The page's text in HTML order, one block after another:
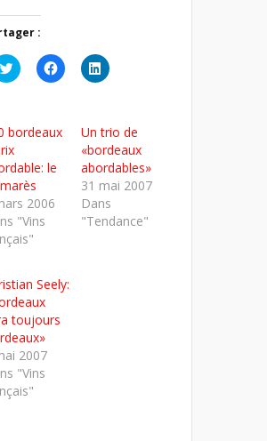
:
Cliquez
pour
dans
une
Cliquez
pour
une
nouvelle
fenêtre)
Cliquez
pour
dans
une
nouvelle
fenêtre)
bordeaux
le
2006
"Vins
Un trio de
«bordeaux
abordables»
31 mai 2007
Dans
"Tendance"
Seely:
toujours
2007
"Vins